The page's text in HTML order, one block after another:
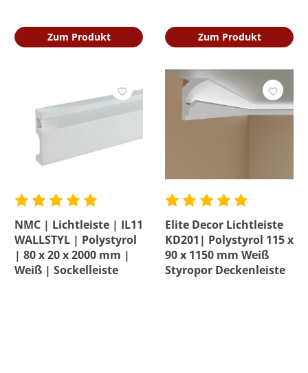
Zum Produkt Zum Produkt
NMC | Lichtleiste | IL11
WALLSTYL | Polystyrol
| 80 x 20 x 2000 mm |
Weiß | Sockelleiste
Elite Decor Lichtleiste
KD201| Polystyrol 115 x
90 x 1150 mm Weiß
Styropor Deckenleiste